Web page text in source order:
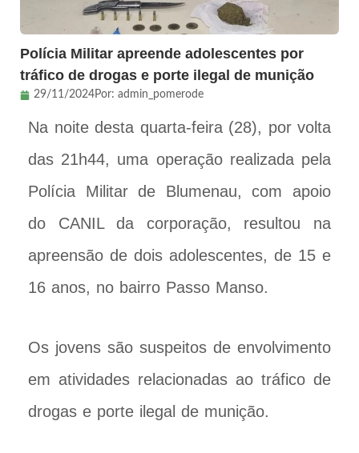
Polícia Militar apreende adolescentes por
tráfico de drogas e porte ilegal de munição
29/11/2024Por: admin_pomerode
Na noite desta quarta-feira (28), por volta
das 21h44, uma operação realizada pela
Polícia Militar de Blumenau, com apoio
do CANIL da corporação, resultou na
apreensão de dois adolescentes, de 15 e
16 anos, no bairro Passo Manso.
Os jovens são suspeitos de envolvimento
em atividades relacionadas ao tráfico de
drogas e porte ilegal de munição.